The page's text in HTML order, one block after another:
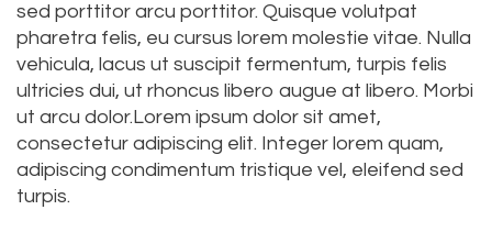
sed porttitor arcu porttitor. Quisque volutpat
pharetra felis, eu cursus lorem molestie vitae. Nulla
vehicula, lacus ut suscipit fermentum, turpis felis
ultricies dui, ut rhoncus libero augue at libero. Morbi
ut arcu dolor.Lorem ipsum dolor sit amet,
consectetur adipiscing elit. Integer lorem quam,
adipiscing condimentum tristique vel, eleifend sed
turpis.